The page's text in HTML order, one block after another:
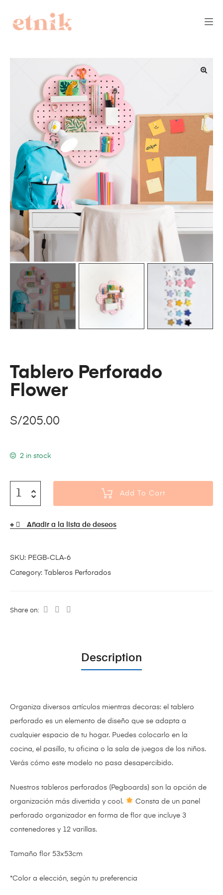
Tablero Perforado
Flower
S/205.00
2 in stock
Add To Cart
Añadir a la lista de deseos
SKU: PEGB-CLA-6
Category: Tableros Perforados
Share on:
Description
Organiza diversos artículos mientras decoras: el tablero
perforado es un elemento de diseño que se adapta a
cualquier espacio de tu hogar. Puedes colocarlo en la
cocina, el pasillo, tu oficina o la sala de juegos de los niños.
Verás cómo este modelo no pasa desapercibido.
Nuestros tableros perforados (Pegboards) son la opción de
organización más divertida y cool.
Consta de un panel
perforado organizador en forma de flor que incluye 3
contenedores y 12 varillas.
Tamaño flor 53x53cm
*Color a elección, según tu preferencia